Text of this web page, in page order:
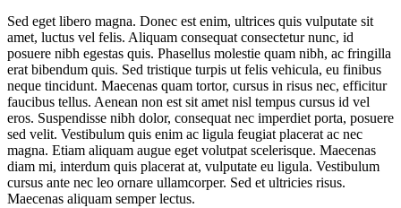
Sed eget libero magna. Donec est enim, ultrices quis vulputate sit
amet, luctus vel felis. Aliquam consequat consectetur nunc, id
posuere nibh egestas quis. Phasellus molestie quam nibh, ac fringilla
erat bibendum quis. Sed tristique turpis ut felis vehicula, eu finibus
neque tincidunt. Maecenas quam tortor, cursus in risus nec, efficitur
faucibus tellus. Aenean non est sit amet nisl tempus cursus id vel
eros. Suspendisse nibh dolor, consequat nec imperdiet porta, posuere
sed velit. Vestibulum quis enim ac ligula feugiat placerat ac nec
magna. Etiam aliquam augue eget volutpat scelerisque. Maecenas
diam mi, interdum quis placerat at, vulputate eu ligula. Vestibulum
cursus ante nec leo ornare ullamcorper. Sed et ultricies risus.
Maecenas aliquam semper lectus.